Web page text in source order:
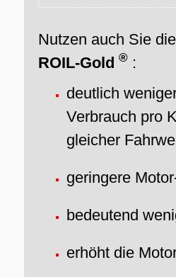
Nutzen auch Sie
ROIL-Gold ® :
deutlich
Verbrauch pro
gleicher
geringere
bedeutend
erhöht die